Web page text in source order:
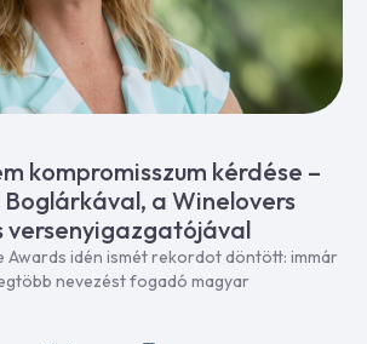
kompromisszum kérdése –
a Winelovers
versenyigazgatójával
Awards idén ismét rekordot döntött: immár
nevezést fogadó magyar